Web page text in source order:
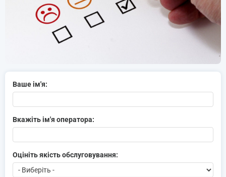
Ваше ім'я:
Вкажіть ім'я оператора:
Оцініть якість обслуговування: